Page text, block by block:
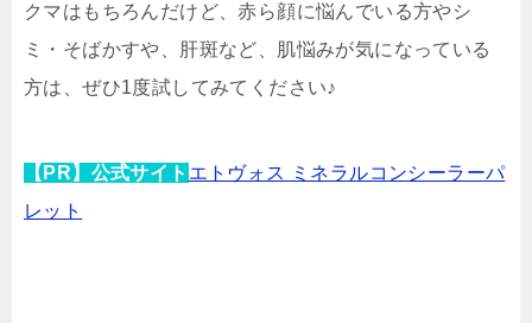
クマはもちろんだけど、赤ら顔に悩んでいる方やシ
ミ・そばかすや、肝斑など、肌悩みが気になっている
方は、ぜひ1度試してみてください♪
【PR】公式サイト エトヴォス ミネラルコンシーラーパ
レット